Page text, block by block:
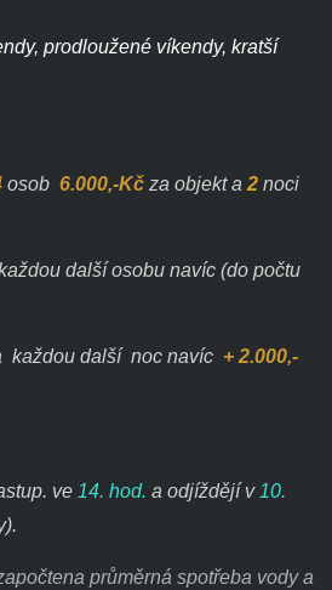
prodloužené víkendy, kratší
osob 6.000,-Kčza objekt a 2noci
další osobu navíc (do počtu
každou další noc navíc + 2.000,-
ve 14. hod. a odjíždějí v 10.
průměrná spotřeba vody a